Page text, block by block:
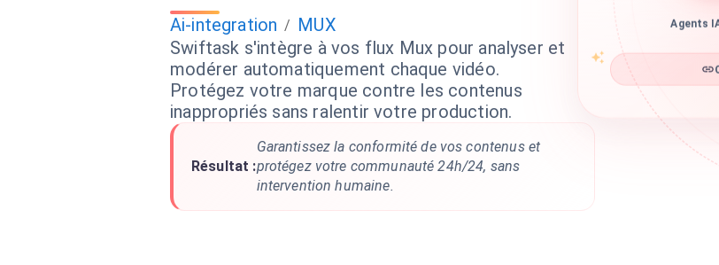
Ai-integration / MUX
Swiftask s'intègre à vos flux Mux pour analyser et
modérer automatiquement chaque vidéo.
Protégez votre marque contre les contenus
inappropriés sans ralentir votre production.
Résultat :
Garantissez la conformité de vos contenus et
protégez votre communauté 24h/24, sans
intervention humaine.
Agents